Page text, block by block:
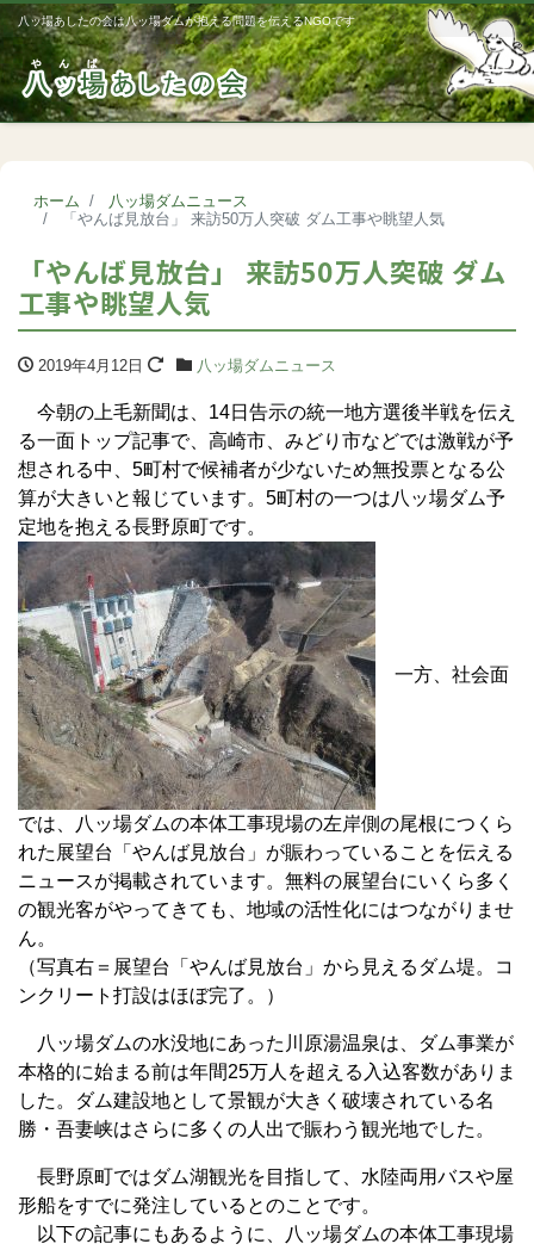
八ッ場あしたの会は八ッ場ダムが抱える問題を伝えるNGOです
ホーム
八ッ場ダムニュース
「やんば見放台」 来訪50万人突破 ダム工事や眺望人気
「やんば見放台」 来訪50万人突破 ダム
工事や眺望人気
2019年4月12日 八ッ場ダムニュース
今朝の上毛新聞は、14日告示の統一地方選後半戦を伝え
る一面トップ記事で、高崎市、みどり市などでは激戦が予
想される中、5町村で候補者が少ないため無投票となる公
算が大きいと報じています。5町村の一つは八ッ場ダム予
定地を抱える長野原町です。
一方、社会面
では、八ッ場ダムの本体工事現場の左岸側の尾根につくら
れた展望台「やんば見放台」が賑わっていることを伝える
ニュースが掲載されています。無料の展望台にいくら多く
の観光客がやってきても、地域の活性化にはつながりませ
ん。
（写真右＝展望台「やんば見放台」から見えるダム堤。コ
ンクリート打設はほぼ完了。）
八ッ場ダムの水没地にあった川原湯温泉は、ダム事業が
本格的に始まる前は年間25万人を超える入込客数がありま
した。ダム建設地として景観が大きく破壊されている名
勝・吾妻峡はさらに多くの人出で賑わう観光地でした。
長野原町ではダム湖観光を目指して、水陸両用バスや屋
形船をすでに発注しているとのことです。
以下の記事にもあるように、八ッ場ダムの本体工事現場